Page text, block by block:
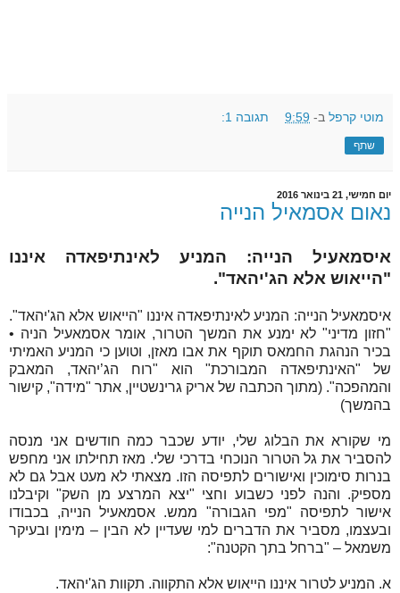
מוטי קרפל ב- 9:59 תגובה 1:
שתף
יום חמישי, 21 בינואר 2016
נאום אסמאיל הנייה
איסמאעיל הנייה: המניע לאינתיפאדה איננו
"הייאוש אלא הג'יהאד".
איסמאעיל הנייה: המניע לאינתיפאדה איננו "הייאוש אלא הג'יהאד".
"חזון מדיני" לא ימנע את המשך הטרור, אומר אסמאעיל הניה •
בכיר הנהגת החמאס תוקף את אבו מאזן, וטוען כי המניע האמיתי
של "האינתיפאדה המבורכת" הוא "רוח הג’יהאד, המאבק
והמהפכה". (מתוך הכתבה של אריק גרינשטיין, אתר "מידה", קישור
בהמשך)
מי שקורא את הבלוג שלי, יודע שכבר כמה חודשים אני מנסה
להסביר את גל הטרור הנוכחי בדרכי שלי. מאז תחילתו אני מחפש
בנרות סימוכין ואישורים לתפיסה הזו. מצאתי לא מעט אבל גם לא
מספיק. והנה לפני כשבוע וחצי "יצא המרצע מן השק" וקיבלנו
אישור לתפיסה "מפי הגבורה" ממש. אסמאעיל הנייה, בכבודו
ובעצמו, מסביר את הדברים למי שעדיין לא הבין – מימין ובעיקר
משמאל – "ברחל בתך הקטנה":
א. המניע לטרור איננו הייאוש אלא התקווה. תקוות הג'יהאד.